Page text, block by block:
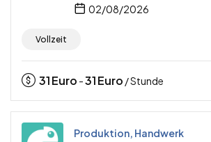
02/08/2026
Vollzeit
31Euro -31Euro / Stunde
Produktion, Handwerk